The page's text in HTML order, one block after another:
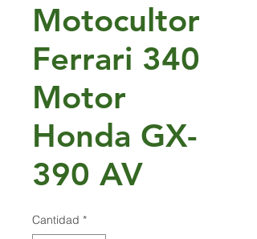
Motocultor
Ferrari 340
Motor
Honda GX-
390 AV
Cantidad *